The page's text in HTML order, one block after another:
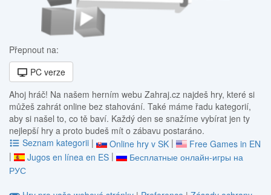
Přepnout na:
PC verze
Ahoj hráč! Na našem herním webu Zahraj.cz najdeš hry, které si
můžeš zahrát online bez stahování. Také máme řadu kategorií,
aby si našel to, co tě baví. Každý den se snažíme vybírat jen ty
nejlepší hry a proto budeš mít o zábavu postaráno.
Seznam kategorii | Online hry v SK |
Free Games in EN
|
Jugos en línea en ES |
Бесплатные онлайн-игры на
РУС